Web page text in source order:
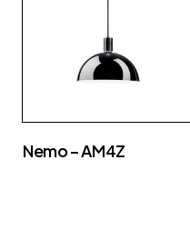
Nemo – AM4Z